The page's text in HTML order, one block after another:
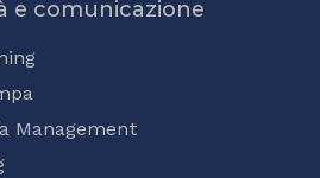
e comunicazione
Management